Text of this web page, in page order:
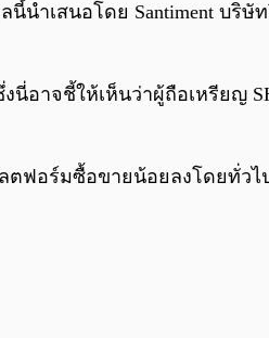
นำเสนอโดย Santiment บริษัท
นี่อาจชี้ให้เห็นว่าผู้ถือเหรียญ
ตฟอร์มซื้อขายน้อยลงโดยทั่ว